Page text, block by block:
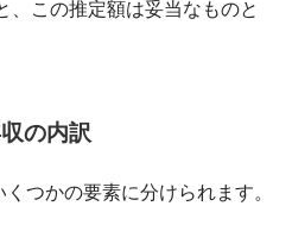
、この推定額は妥当なものと
の内訳
つかの要素に分けられます。